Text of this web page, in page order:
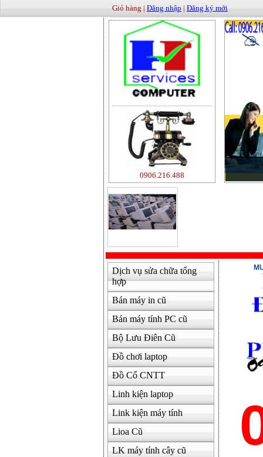
Giỏ hàng | Đăng nhập | Đăng ký mới
0906.216.488
Dịch vụ sửa chữa tổng
hợp
Bán máy in cũ
Bán máy tính PC cũ
Bộ Lưu Điên Cũ
Đồ chơi laptop
Đồ Cổ CNTT
Linh kiện laptop
Link kiện máy tính
Lioa Cũ
LK máy tính cây cũ